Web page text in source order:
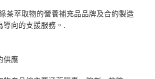
茶萃取物的營養補充品品牌及合約製造
導向的支援服務。.
供應